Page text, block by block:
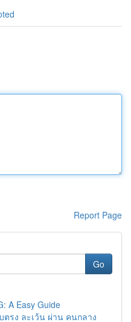
Report Page
Go
A Easy Guide
รง ละเว้น ผ่าน คนกลาง